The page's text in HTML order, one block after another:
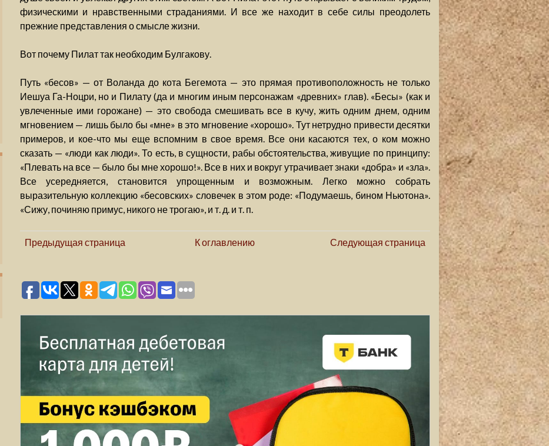
физическими и нравственными страданиями. И все же находит в себе силы преодолеть
прежние представления о смысле жизни.
Вот почему Пилат так необходим Булгакову.
Путь «бесов» — от Воланда до кота Бегемота — это прямая противоположность не только
Иешуа Га-Ноцри, но и Пилату (да и многим иным персонажам «древних» глав). «Бесы» (как и
увлеченные ими горожане) — это свобода смешивать все в кучу, жить одним днем, одним
мгновением — лишь было бы «мне» в это мгновение «хорошо». Тут нетрудно привести десятки
примеров, и кое-что мы еще вспомним в свое время. Все они касаются тех, о ком можно
сказать — «люди как люди». То есть, в сущности, рабы обстоятельства, живущие по принципу:
«Плевать на все — было бы мне хорошо!». Все в них и вокруг утрачивает знаки «добра» и «зла».
Все усередняется, становится упрощенным и возможным. Легко можно собрать
выразительную коллекцию «бесовских» словечек в этом роде: «Подумаешь, бином Ньютона».
«Сижу, починяю примус, никого не трогаю», и т. д. и т. п.
Предыдущая страница К оглавлению Следующая страница